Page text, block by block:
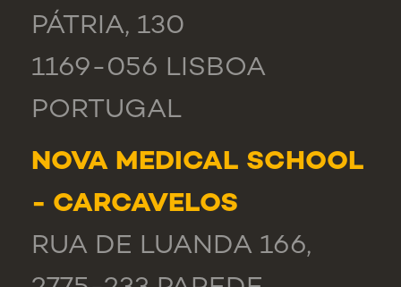
PÁTRIA, 130
1169-056 LISBOA
PORTUGAL
NOVA MEDICAL SCHOOL
- CARCAVELOS
RUA DE LUANDA 166,